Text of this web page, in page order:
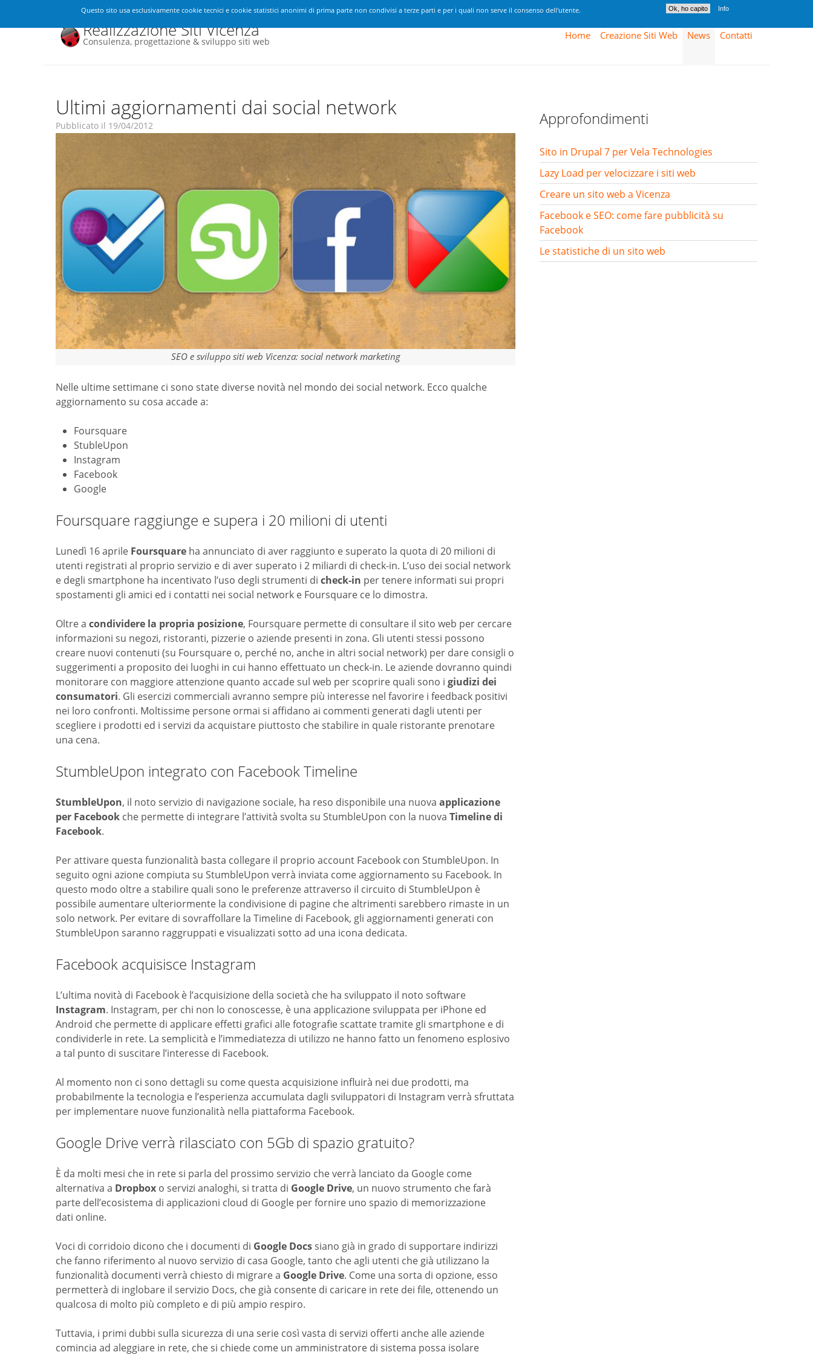
Questo sito usa esclusivamente cookie tecnici e cookie statistici anonimi di prima parte non condivisi a terze parti e per i quali non serve il consenso dell'utente. Ok, ho capito Info
Realizzazione Siti Vicenza
Consulenza, progettazione & sviluppo siti web
Home Creazione Siti Web News Contatti
Ultimi aggiornamenti dai social network
Pubblicato il 19/04/2012
SEO e sviluppo siti web Vicenza: social network marketing
Nelle ultime settimane ci sono state diverse novità nel mondo dei social network. Ecco qualche
aggiornamento su cosa accade a:
Foursquare
StubleUpon
Instagram
Facebook
Google
Foursquare raggiunge e supera i 20 milioni di utenti
Lunedì 16 aprile Foursquare ha annunciato di aver raggiunto e superato la quota di 20 milioni di
utenti registrati al proprio servizio e di aver superato i 2 miliardi di check-in. L’uso dei social network
e degli smartphone ha incentivato l’uso degli strumenti di check-in per tenere informati sui propri
spostamenti gli amici ed i contatti nei social network e Foursquare ce lo dimostra.
Oltre a condividere la propria posizione, Foursquare permette di consultare il sito web per cercare
informazioni su negozi, ristoranti, pizzerie o aziende presenti in zona. Gli utenti stessi possono
creare nuovi contenuti (su Foursquare o, perché no, anche in altri social network) per dare consigli o
suggerimenti a proposito dei luoghi in cui hanno effettuato un check-in. Le aziende dovranno quindi
monitorare con maggiore attenzione quanto accade sul web per scoprire quali sono i giudizi dei
consumatori. Gli esercizi commerciali avranno sempre più interesse nel favorire i feedback positivi
nei loro confronti. Moltissime persone ormai si affidano ai commenti generati dagli utenti per
scegliere i prodotti ed i servizi da acquistare piuttosto che stabilire in quale ristorante prenotare
una cena.
StumbleUpon integrato con Facebook Timeline
StumbleUpon, il noto servizio di navigazione sociale, ha reso disponibile una nuova applicazione
per Facebook che permette di integrare l’attività svolta su StumbleUpon con la nuova Timeline di
Facebook.
Per attivare questa funzionalità basta collegare il proprio account Facebook con StumbleUpon. In
seguito ogni azione compiuta su StumbleUpon verrà inviata come aggiornamento su Facebook. In
questo modo oltre a stabilire quali sono le preferenze attraverso il circuito di StumbleUpon è
possibile aumentare ulteriormente la condivisione di pagine che altrimenti sarebbero rimaste in un
solo network. Per evitare di sovraffollare la Timeline di Facebook, gli aggiornamenti generati con
StumbleUpon saranno raggruppati e visualizzati sotto ad una icona dedicata.
Facebook acquisisce Instagram
L’ultima novità di Facebook è l’acquisizione della società che ha sviluppato il noto software
Instagram. Instagram, per chi non lo conoscesse, è una applicazione sviluppata per iPhone ed
Android che permette di applicare effetti grafici alle fotografie scattate tramite gli smartphone e di
condividerle in rete. La semplicità e l’immediatezza di utilizzo ne hanno fatto un fenomeno esplosivo
a tal punto di suscitare l’interesse di Facebook.
Al momento non ci sono dettagli su come questa acquisizione influirà nei due prodotti, ma
probabilmente la tecnologia e l’esperienza accumulata dagli sviluppatori di Instagram verrà sfruttata
per implementare nuove funzionalità nella piattaforma Facebook.
Google Drive verrà rilasciato con 5Gb di spazio gratuito?
È da molti mesi che in rete si parla del prossimo servizio che verrà lanciato da Google come
alternativa a Dropbox o servizi analoghi, si tratta di Google Drive, un nuovo strumento che farà
parte dell’ecosistema di applicazioni cloud di Google per fornire uno spazio di memorizzazione
dati online.
Voci di corridoio dicono che i documenti di Google Docssiano già in grado di supportare indirizzi
che fanno riferimento al nuovo servizio di casa Google, tanto che agli utenti che già utilizzano la
funzionalità documenti verrà chiesto di migrare a Google Drive. Come una sorta di opzione, esso
permetterà di inglobare il servizio Docs, che già consente di caricare in rete dei file, ottenendo un
qualcosa di molto più completo e di più ampio respiro.
Tuttavia, i primi dubbi sulla sicurezza di una serie così vasta di servizi offerti anche alle aziende
comincia ad aleggiare in rete, che si chiede come un amministratore di sistema possa isolare
Approfondimenti
Sito in Drupal 7 per Vela Technologies
Lazy Load per velocizzare i siti web
Creare un sito web a Vicenza
Facebook e SEO: come fare pubblicità su
Facebook
Le statistiche di un sito web